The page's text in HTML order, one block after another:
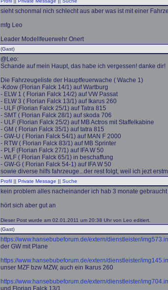
sieht schonmal nich schlecht aus aber was ist mit einer
mfg Leo
Leader Modellfeuerwehr Onert
(Gast)
@Leo:
Schande auf mein Haupt, das habe ich vergessen! danke dir!
Die Fahrzeugeliste der Hauptfeuerwache ( Wache 1)
-Kdow (Florian Falck 14/1) auf Wartburg
- ELW 1 ( Florian Falck 14/2) auf VW Passat
- ELW 3 ( Florian Falck 13/1) auf Ikarus 260
- ULF (Florian Falck 25/1) auf Tatra 815
- SMT ( Florian Falck 28/1) auf skoda 706
- ULF (Florian Falck 25/2) auf MB Actros mit Staffelkabine
- GM ( Florian Falck 35/1) auf tatra 815
- GW-U ( Florian Falck 54/1) auf MAN F 2000
- RTW ( Florian Falck 83/1) auf MB Sprinter
- PLF (Florian Falck 27/1) auf IFA W 50
- WLF ( Florian Falck 65/1) in beschaffung
- GW-G ( Florian Falck 54-1) auf IFA W 50
sowie diverse hilfs fahrzeuge...der rest folgt, weil ich jezt
Profil || Private Message || Suche
kein problem alles nacheinander ich hab 3 monate
hört sich aber gut an
Dieser Post wurde am 02.01.2011 um 20:38 Uhr von Leo editiert.
(Gast)
https://www.hansebubeforum.de/extern/dienstleister/
der GW mit Plane
https://www.hansebubeforum.de/extern/dienstleister/
unser MZF bzw MZW, auch ein Ikarus 260
https://www.hansebubeforum.de/extern/dienstleister/
und Florian Falck 13/1